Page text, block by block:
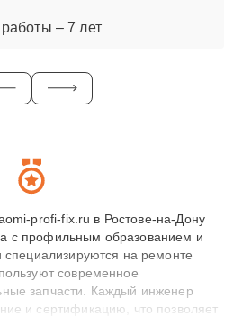
– 7 лет
profi-fix.ru в Ростове-на-Дону
с профильным образованием и
на ремонте
современное
запчасти. Каждый инженер
и сертификацию, что позволяет